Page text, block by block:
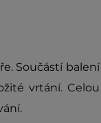
Součástí balení
vrtání. Celou